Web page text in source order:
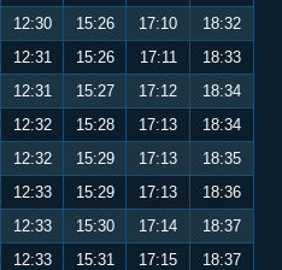
12:30 15:26 17:10
18:32
12:31 15:26 17:11
18:33
12:31 15:27 17:12
18:34
12:32 15:28 17:13
18:34
12:32 15:29 17:13
18:35
12:33 15:29 17:13
18:36
12:33 15:30 17:14
18:37
12:33 15:31 17:15
18:37